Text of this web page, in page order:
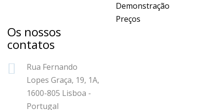
Demonstração
Preços
Os nossos
contatos
Rua Fernando
Lopes Graça, 19, 1A,
1600-805 Lisboa -
Portugal